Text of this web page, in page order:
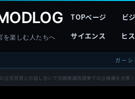
を楽しむ人たちへ
TOPページ ビ
サイエンス
ヒ
ガーシ
立花党首との話し合いで次期衆議院選挙での立候補を合意！